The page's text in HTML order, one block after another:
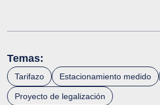
Temas:
Tarifazo Estacionamiento medido
Proyecto de legalización